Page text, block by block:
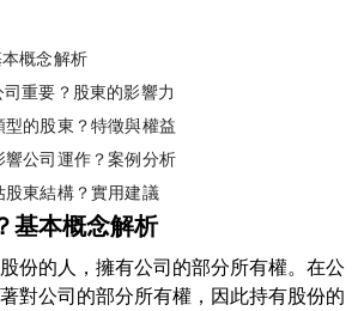
概念解析
重要？股東的影響力
的股東？特徵與權益
公司運作？案例分析
東結構？實用建議
基本概念解析
份的人，擁有公司的部分所有權。在公
對公司的部分所有權，因此持有股份的